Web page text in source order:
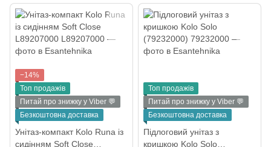
−14%
Топ продажів
Питай про знижку у Viber 💬
Безкоштовна доставка
Унітаз-компакт Kolo Runa із
сидінням Soft Close
Топ продажів
Питай про знижку у Viber 💬
Безкоштовна доставка
Підлоговий унітаз з
кришкою Kolo Solo